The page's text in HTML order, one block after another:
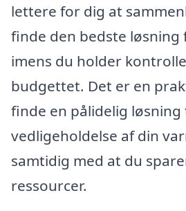
lettere for dig at
finde den bedste løsning
imens du holder
budgettet. Det er en
finde en pålidelig
vedligeholdelse af din
samtidig med at du
ressourcer.